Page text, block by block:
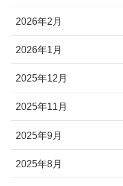
2026年2月
2026年1月
2025年12月
2025年11月
2025年9月
2025年8月